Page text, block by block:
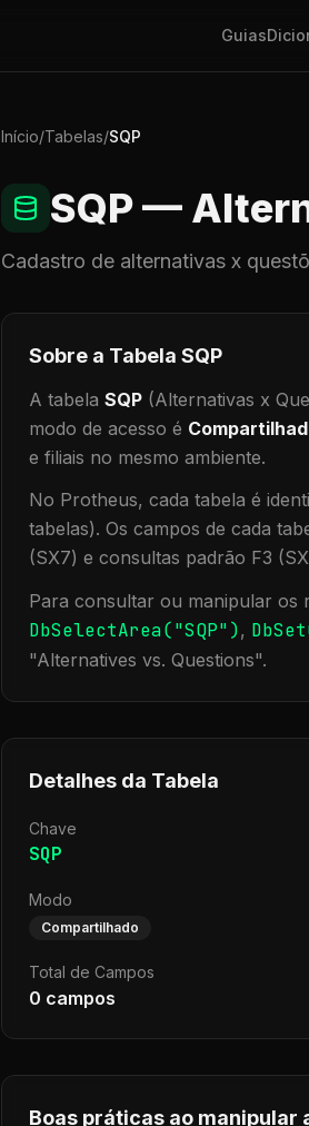
Guias
Início/Tabelas/SQP
SQP—
Cadastro de alternativas x
Sobre a Tabela SQP
A tabela SQP (Alternativas x
modo de acesso é
e filiais no mesmo ambiente.
No Protheus, cada tabela é
tabelas). Os campos de cada
(SX7) e consultas padrão F3
Para consultar ou manipular os
DbSelectArea("SQP"),
"Alternatives vs. Questions".
Detalhes da Tabela
Chave
SQP
Modo
Compartilhado
Total de Campos
0 campos
Boas práticas ao manipular